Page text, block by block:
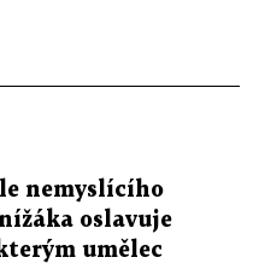
nemyslícího
oslavuje
umělec